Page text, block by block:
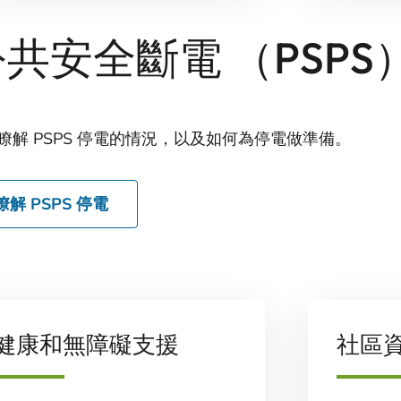
安全斷電 （PSPS）
解 PSPS 停電的情況，以及如何為停電做準備。
解 PSPS 停電
康和無障礙支援 社區